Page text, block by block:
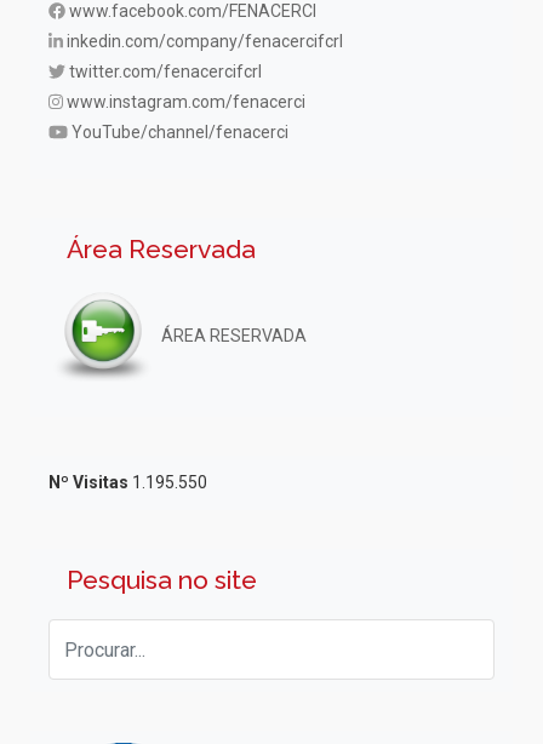
www.facebook.com/FENACERCI
inkedin.com/company/fenacercifcrl
twitter.com/fenacercifcrl
www.instagram.com/fenacerci
YouTube/channel/fenacerci
Área Reservada
ÁREA RESERVADA
Nº Visitas 1.195.550
Pesquisa no site